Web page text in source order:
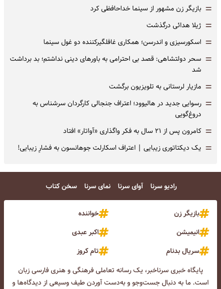
= بازیگر زن مشهور از سینما خداحافظی کرد
= ژیلا هدائی درگذشت
= اسکورسیزی و اندرسن؛ همکاری غافلگیرکننده دو غول سینما
= سحر دولتشاهی: قصد بی احترامی به باورهای دینی نداشتم؛ بد برداشت
شد
= مازیار لرستانی به تلویزیون برگشت
= رسوایی جدید در هالیوود؛ اعتراف جنجالی کارگردان سرشناس به
دروغ‌گویی
= کامرون پس از ۲۱ سال به فکر واگذاری «آواتار» افتاد
= یک دیکتاتوری زیبایی | اعتراف اسکارلت جوهانسون به فشارِ زیبایی!
رادیو سرنا آوای سرنا نمای سرنا سخن کتاب
بازیگر زن
خواننده
انیمیشن
اکبر عبدی
سریال بدنام
تام کروز
پایگاه خبری سرناخبر، یک رسانه تعاملی فرهنگی و هنری فارسی زبان
است. ما به دنبال جست‌و‌جو و به‌دست آوردن طیف وسیعی از دیدگاه‌ها و